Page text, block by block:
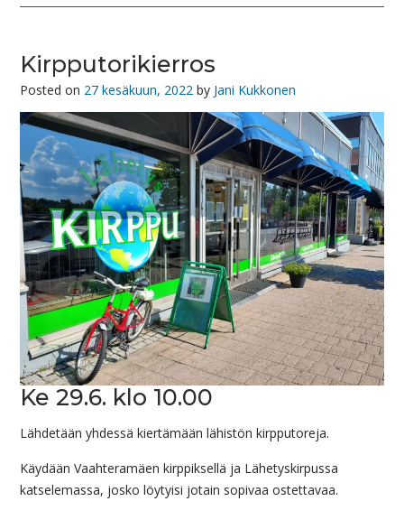
Kirpputorikierros
Posted on 27 kesäkuun, 2022 by Jani Kukkonen
Ke 29.6. klo 10.00
Lähdetään yhdessä kiertämään lähistön kirpputoreja.
Käydään Vaahteramäen kirppiksellä ja Lähetyskirpussa
katselemassa, josko löytyisi jotain sopivaa ostettavaa.